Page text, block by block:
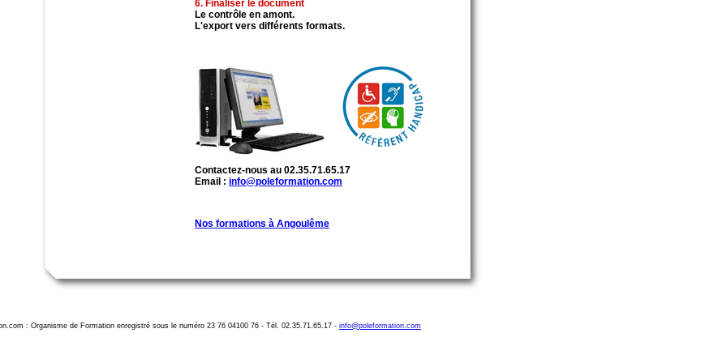
6. Finaliser le document
Le contrôle en amont.
L'export vers différents formats.
Contactez-nous au 02.35.71.65.17
Email : info@poleformation.com
Nos formations à Angoulême
: Organisme de Formation enregistré sous le numéro 23 76 04100 76 - Tél. 02.35.71.65.17 - info@poleformation.com